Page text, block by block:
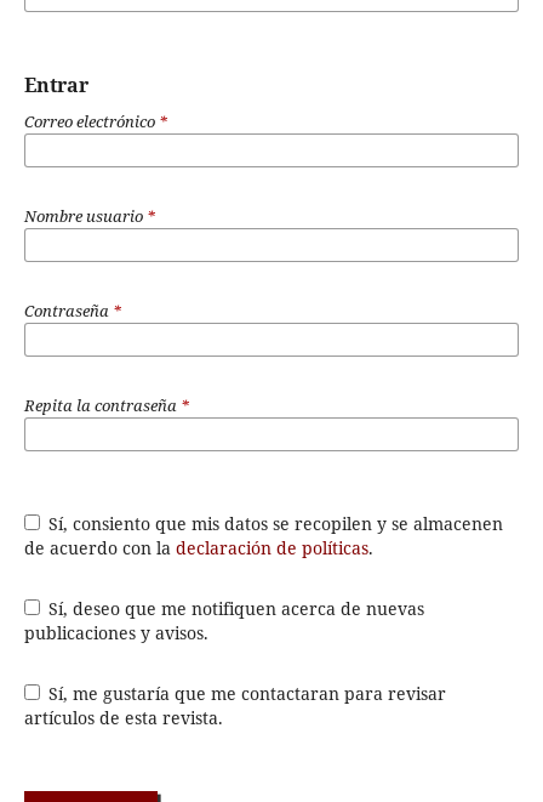
Entrar
Correo electrónico *
Nombre usuario *
Contraseña *
Repita la contraseña *
Sí, consiento que mis datos se recopilen y se almacenen
de acuerdo con la declaración de políticas.
Sí, deseo que me notifiquen acerca de nuevas
publicaciones y avisos.
Sí, me gustaría que me contactaran para revisar
artículos de esta revista.